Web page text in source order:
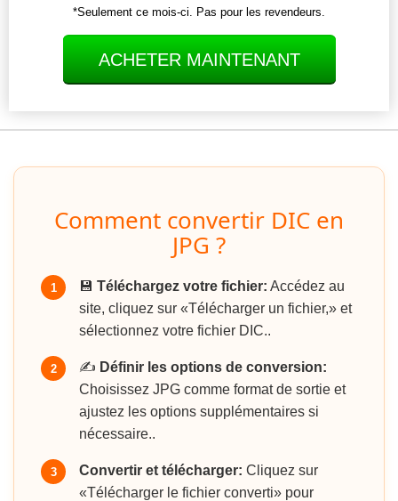
*Seulement ce mois-ci. Pas pour les revendeurs.
ACHETER MAINTENANT
Comment convertir DIC en
JPG ?
1 💾 Téléchargez votre fichier: Accédez au
site, cliquez sur «Télécharger un fichier,» et
sélectionnez votre fichier DIC..
2 ✍️ Définir les options de conversion:
Choisissez JPG comme format de sortie et
ajustez les options supplémentaires si
nécessaire..
3 Convertir et télécharger: Cliquez sur
«Télécharger le fichier converti» pour